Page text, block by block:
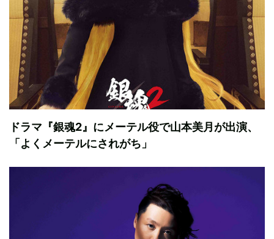
ドラマ『銀魂2』にメーテル役で山本美月が出演、
「よくメーテルにされがち」